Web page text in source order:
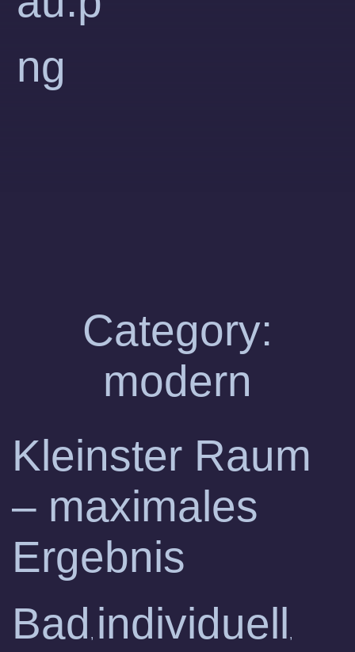
Category:
modern
Kleinster Raum
– maximales
Ergebnis
Bad , individuell ,